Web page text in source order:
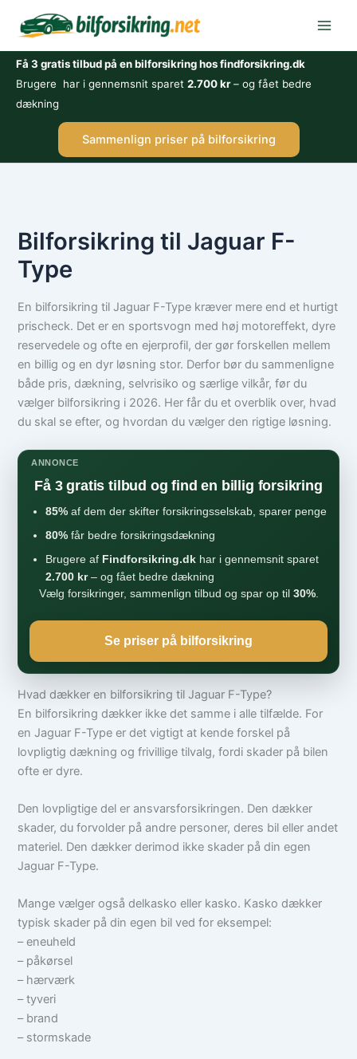
Få 3 gratis tilbud på en bilforsikring hos findforsikring.dk
Brugere har i gennemsnit sparet 2.700 kr– og fået bedre
dækning
Sammenlign priser på bilforsikring
Bilforsikring til Jaguar F-
Type
En bilforsikring til Jaguar F-Type kræver mere end et hurtigt
prischeck. Det er en sportsvogn med høj motoreffekt, dyre
reservedele og ofte en ejerprofil, der gør forskellen mellem
en billig og en dyr løsning stor. Derfor bør du sammenligne
både pris, dækning, selvrisiko og særlige vilkår, før du
vælger bilforsikring i 2026. Her får du et overblik over, hvad
du skal se efter, og hvordan du vælger den rigtige løsning.
ANNONCE
Få 3 gratis tilbud og find en billig forsikring
85% af dem der skifter forsikringsselskab, sparer penge
80% får bedre forsikringsdækning
Brugere af Findforsikring.dk har i gennemsnit sparet
2.700 kr– og fået bedre dækning
Vælg forsikringer, sammenlign tilbud og spar op til 30%.
Se priser på bilforsikring
Hvad dækker en bilforsikring til Jaguar F-Type?
En bilforsikring dækker ikke det samme i alle tilfælde. For
en Jaguar F-Type er det vigtigt at kende forskel på
lovpligtig dækning og frivillige tilvalg, fordi skader på bilen
ofte er dyre.
Den lovpligtige del er ansvarsforsikringen. Den dækker
skader, du forvolder på andre personer, deres bil eller andet
materiel. Den dækker derimod ikke skader på din egen
Jaguar F-Type.
Mange vælger også delkasko eller kasko. Kasko dækker
typisk skader på din egen bil ved for eksempel:
– eneuheld
– påkørsel
– hærværk
– tyveri
– brand
– stormskade